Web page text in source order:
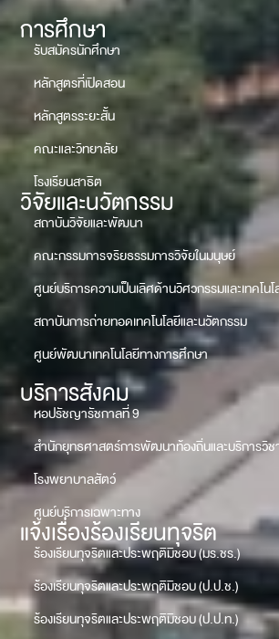
การศึกษา
รับสมัครนักศึกษา
หลักสูตรที่เปิดสอน
หลักสูตรระยะสั้น
คณะและวิทยาลัย
โรงเรียนสาธิต
วิจัยและนวัตกรรม
สถาบันวิจัยและพัฒนา
คณะกรรมการจริยธรรมการวิจัยในมนุษย์
ศูนย์บริการความเป็นเลิศด้านวิศวกรรมและเทคโน
สถาบันการถ่ายทอดเทคโนโลยีและนวัตกรรม
ศูนย์พัฒนาเทคโนโลยีทางการศึกษา
บริการสังคม
หอปรัชญารัชกาลที่ 9
สำนักยุทธศาสตร์การพัฒนาท้องถิ่นและบริการวิช
โรงพยาบาลสัตว์
ศูนย์บริการเฉพาะทาง
แจ้งเรื่องร้องเรียนทุจริต
ร้องเรียนทุจริตและประพฤติมิชอบ (มร.ชร.)
ร้องเรียนทุจริตและประพฤติมิชอบ (ป.ป.ช.)
ร้องเรียนทุจริตและประพฤติมิชอบ (ป.ป.ท.)